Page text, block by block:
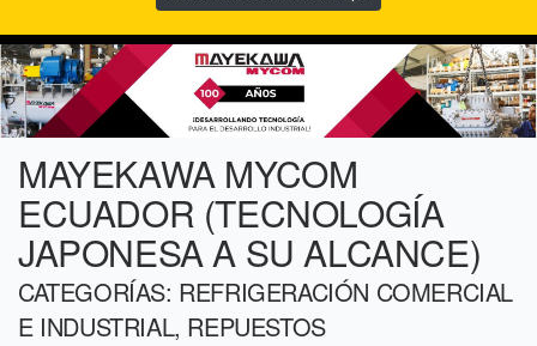
MAYEKAWA MYCOM
ECUADOR (TECNOLOGÍA
JAPONESA A SU ALCANCE)
CATEGORÍAS: REFRIGERACIÓN COMERCIAL
E INDUSTRIAL, REPUESTOS